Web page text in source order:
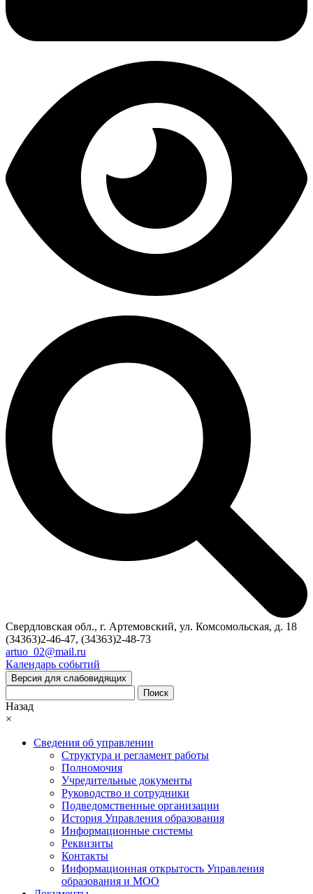
Свердловская обл., г. Артемовский, ул. Комсомольская, д. 18
(34363)2-46-47, (34363)2-48-73
artuo_02@mail.ru
Календарь событий
Версия для слабовидящих
Поиск
Назад
×
Сведения об управлении
Структура и регламент работы
Полномочия
Учредительные документы
Руководство и сотрудники
Подведомственные организации
История Управления образования
Информационные системы
Реквизиты
Контакты
Информационная открытость Управления
образования и МОО